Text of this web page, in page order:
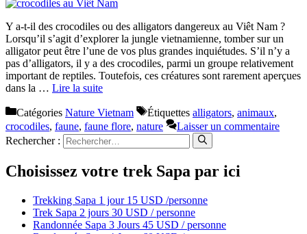
Y a-t-il des crocodiles ou des alligators dangereux au Viêt Nam ?
Lorsqu’il s’agit d’explorer la jungle vietnamienne, tomber sur un
alligator peut être l’une de vos plus grandes inquiétudes. S’il n’y a
pas d’alligators, il y a des crocodiles, parmi un groupe relativement
important de reptiles. Toutefois, ces créatures sont rarement aperçues
dans la … Lire la suite
Catégories Nature Vietnam Étiquettes alligators, animaux,
crocodiles, faune, faune flore, nature
Laisser un commentaire
Rechercher :
Choisissez votre trek Sapa par ici
Trekking Sapa 1 jour 15 USD /personne
Trek Sapa 2 jours 30 USD / personne
Randonnée Sapa 3 Jours 45 USD / personne